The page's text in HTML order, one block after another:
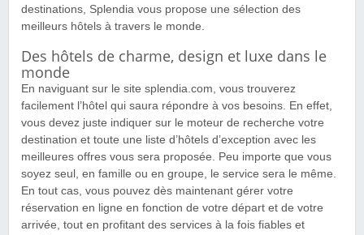
destinations, Splendia vous propose une sélection des
meilleurs hôtels à travers le monde.
Des hôtels de charme, design et luxe dans le
monde
En naviguant sur le site splendia.com, vous trouverez
facilement l’hôtel qui saura répondre à vos besoins. En effet,
vous devez juste indiquer sur le moteur de recherche votre
destination et toute une liste d’hôtels d’exception avec les
meilleures offres vous sera proposée. Peu importe que vous
soyez seul, en famille ou en groupe, le service sera le même.
En tout cas, vous pouvez dès maintenant gérer votre
réservation en ligne en fonction de votre départ et de votre
arrivée, tout en profitant des services à la fois fiables et